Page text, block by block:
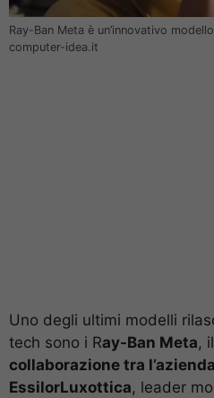
Ray-Ban Meta è un’innovativo
computer-idea.it
Uno degli ultimi modelli
tech sono i Ray-Ban Meta,
collaborazione tra
EssilorLuxottica, leader